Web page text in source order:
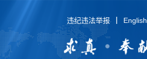
违纪违法举报 English